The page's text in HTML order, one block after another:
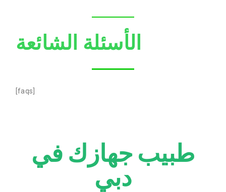
الأسئلة الشائعة
[faqs]
طبيب جهازك في
دبي